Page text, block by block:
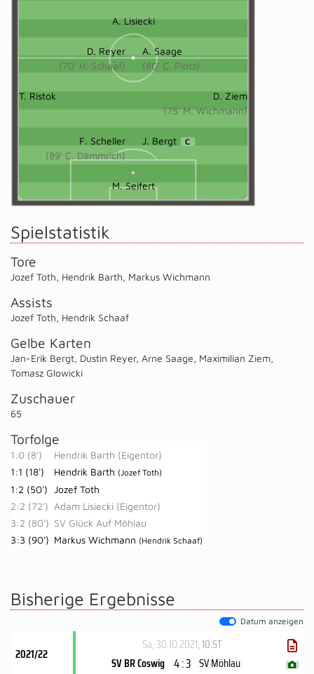
A. Lisiecki
D. Reyer
(70' H. Schaaf)
A. Saage
(80' C. Plotz)
T. Ristok
D. Ziem
(75' M. Wichmann)
F. Scheller
(89' C. Dämmrich)
J. Bergt C
M. Seifert
Spielstatistik
Tore
Jozef Toth, Hendrik Barth, Markus Wichmann
Assists
Jozef Toth, Hendrik Schaaf
Gelbe Karten
Jan-Erik Bergt, Dustin Reyer, Arne Saage, Maximilian Ziem,
Tomasz Glowicki
Zuschauer
65
Torfolge
1:0 (8')
Hendrik Barth (Eigentor)
1:1 (18')
Hendrik Barth (Jozef Toth)
1:2 (50') Jozef Toth
2:2 (72') Adam Lisiecki (Eigentor)
3:2 (80') SV Glück Auf Möhlau
3:3 (90') Markus Wichmann (Hendrik Schaaf)
Bisherige Ergebnisse
Datum anzeigen
2021/22
Sa, 30.10.2021, 10.ST
SV BR Coswig 4 : 3 SV Möhlau ( )